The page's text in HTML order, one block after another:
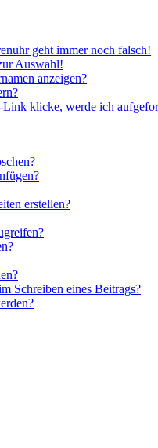
geht immer noch falsch!
Auswahl!
anzeigen?
klicke, werde ich
erstellen?
Schreiben eines Beitrags?